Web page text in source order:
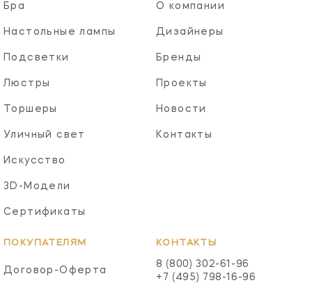
Бра
Настольные лампы
Подсветки
Люстры
Торшеры
Уличный свет
Искусство
3D-Модели
Сертификаты
О компании
Дизайнеры
Бренды
Проекты
Новости
Контакты
ПОКУПАТЕЛЯМ
Договор-Оферта
КОНТАКТЫ
8 (800) 302-61-96
+7 (495) 798-16-96